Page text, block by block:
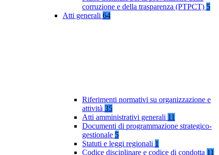
corruzione e della trasparenza (PTPCT) 5
Atti generali 64
Riferimenti normativi su organizzazione e
attività 35
Atti amministrativi generali 11
Documenti di programmazione strategico-
gestionale 5
Statuti e leggi regionali 1
Codice disciplinare e codice di condotta 11